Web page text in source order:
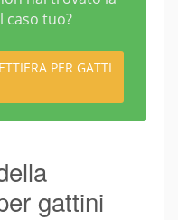
caso tuo?
PER GATTI
gattini